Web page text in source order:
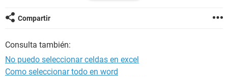
que al intoducir el password desselecciono la caislla
"Selleccionar celdas bloqueadas", pero desde Visual no se
¿Me puede ayudar alguien...?
Compartir
Consulta también:
No puedo seleccionar celdas en excel
Como seleccionar todo en word